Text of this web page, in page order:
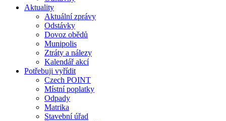
Aktuality
Aktuální zprávy
Odstávky
Dovoz obědů
Munipolis
Ztráty a nálezy
Kalendář akcí
Potřebuji vyřídit
Czech POINT
Místní poplatky
Odpady
Matrika
Stavební úřad